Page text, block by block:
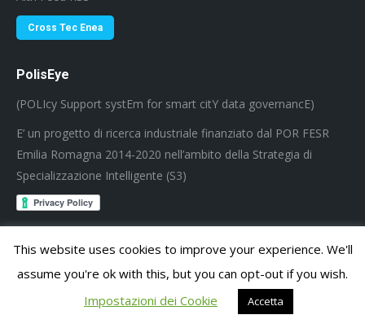
Cross Tec Enea
PolisEye
(POLIcy Support systEm for smart citY data governancE)
E’ un progetto di ricerca industriale finanziato dal POR FESR
Emilia Romagna 2014-2020 nell’ambito della Strategia di
Specializzazione Intelligente (S3)
Seguici su YouTube
This website uses cookies to improve your experience. We'll
assume you're ok with this, but you can opt-out if you wish.
Impostazioni dei Cookie
Accetta